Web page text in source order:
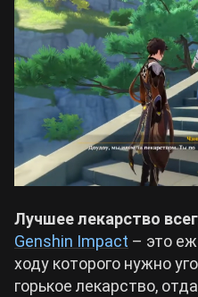
Crimson Desert
Zenless Zone Zero
Kingdom Come:
Path of Exile 2
Wuthering Waves
Билды Arknights:
Билды Wuthering
Билды Cyberpunk
Лучшее лекарство
Genshin Impact – это
ходу которого нужно
горькое лекарство,